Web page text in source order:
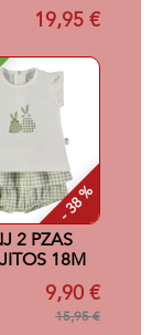
19,95 €
- 38 %
2 PZAS
18M
9,90 €
15,95 €